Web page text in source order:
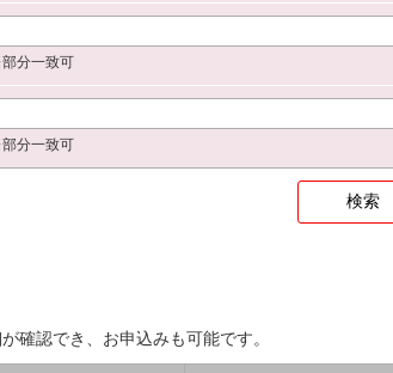
分一致可
分一致可
確認でき、お申込みも可能です。